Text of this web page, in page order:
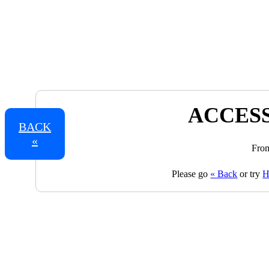
BACK
«
Please go « Back or try